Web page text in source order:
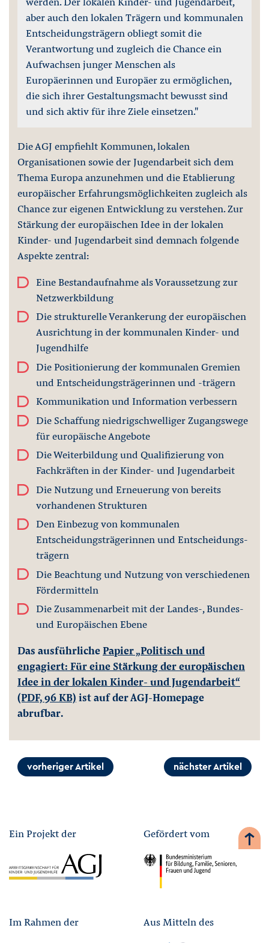
aber auch den lokalen Trägern und kommunalen
Entscheidungsträgern obliegt somit die
Verantwortung und zugleich die Chance ein
Aufwachsen junger Menschen als
Europäerinnen und Europäer zu ermöglichen,
die sich ihrer Gestaltungsmacht bewusst sind
und sich aktiv für ihre Ziele einsetzen."
Die AGJ empfiehlt Kommunen, lokalen
Organisationen sowie der Jugendarbeit sich dem
Thema Europa anzunehmen und die Etablierung
europäischer Erfahrungsmöglichkeiten zugleich als
Chance zur eigenen Entwicklung zu verstehen. Zur
Stärkung der europäischen Idee in der lokalen
Kinder- und Jugendarbeit sind demnach folgende
Aspekte zentral:
Eine Bestandaufnahme als Voraussetzung zur
Netzwerkbildung
Die strukturelle Verankerung der europäischen
Ausrichtung in der kommunalen Kinder- und
Jugendhilfe
Die Positionierung der kommunalen Gremien
und Entscheidungsträgerinnen und -trägern
Kommunikation und Information verbessern
Die Schaffung niedrigschwelliger Zugangswege
für europäische Angebote
Die Weiterbildung und Qualifizierung von
Fachkräften in der Kinder- und Jugendarbeit
Die Nutzung und Erneuerung von bereits
vorhandenen Strukturen
Den Einbezug von kommunalen
Entscheidungsträgerinnen und Entscheidungs-
trägern
Die Beachtung und Nutzung von verschiedenen
Fördermitteln
Die Zusammenarbeit mit der Landes-, Bundes-
und Europäischen Ebene
Das ausführlichePapier „Politisch und
engagiert: Für eine Stärkung der europäischen
Idee in der lokalen Kinder- und Jugendarbeit“
(PDF, 96 KB) ist auf der AGJ-Homepage
abrufbar.
vorheriger Artikel nächster Artikel
Ein Projekt der Gefördert vom
Im Rahmen der Aus Mitteln des